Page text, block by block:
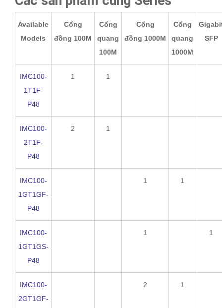
Available
Models
Cổng
đồng 100M
Cổng
quang
100M
Cổng
đồng 1000M
Cổng
quang
1000M
SFP
IMC100-
1T1F-
P48
1 1
IMC100-
2T1F-
P48
2 1
IMC100-
1GT1GF-
P48
1 1
IMC100-
1GT1GS-
P48
1 1
IMC100-
2GT1GF-
2 1